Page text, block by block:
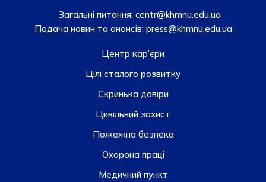
Загальні питання: centr@khmnu.edu.ua
Подача новин та анонсів:press@khmnu.edu.ua
Центр кар’єри
Цілі сталого розвитку
Скринька довiри
Цивільний захист
Пожежна безпека
Охорона праці
Медичний пункт